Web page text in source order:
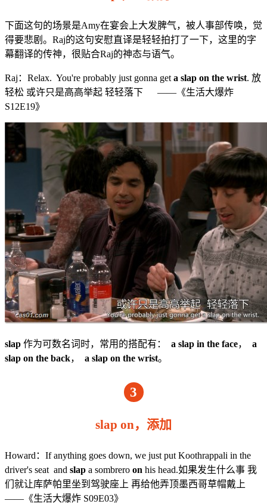
下面这句的场景是Amy在宴会上大发脾气，被人事部传唤，觉
得要悲剧。Raj的这句安慰直译是轻轻拍打了一下，这里的字
幕翻译的传神，很贴合Raj的神态与语气。
Raj：Relax. You're probably just gonna get a slap on the wrist. 放
轻松 或许只是高高举起 轻轻落下 ——《生活大爆炸
S12E19》
slap 作为可数名词时，常用的搭配有： a slap in the face， a
slap on the back， a slap on the wrist。
3
slap on，添加
Howard：If anything goes down, we just put Koothrappali in the
driver's seat and slap a sombrero on his head.如果发生什么事 我
们就让库萨帕里坐到驾驶座上 再给他弄顶墨西哥草帽戴上
——《生活大爆炸 S09E03》